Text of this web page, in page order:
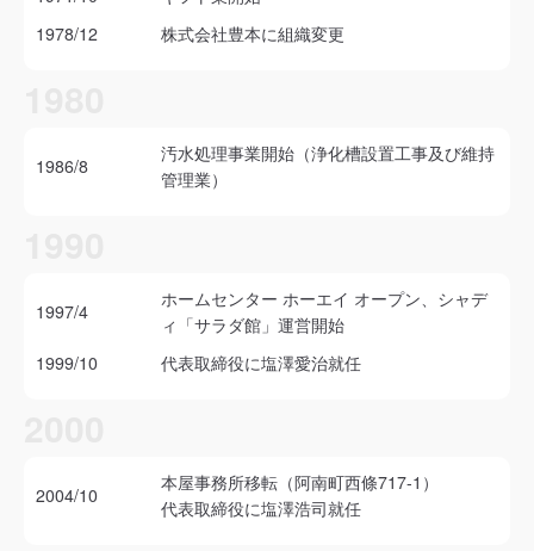
1978/12
株式会社豊本に組織変更
1986/8
汚水処理事業開始（浄化槽設置工事及び維持
管理業）
1997/4
ホームセンター ホーエイ オープン、シャデ
ィ「サラダ館」運営開始
1999/10
代表取締役に塩澤愛治就任
2004/10
本屋事務所移転（阿南町西條717-1）
代表取締役に塩澤浩司就任